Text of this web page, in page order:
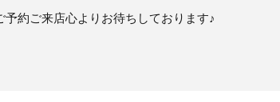
予約ご来店心よりお待ちしております♪